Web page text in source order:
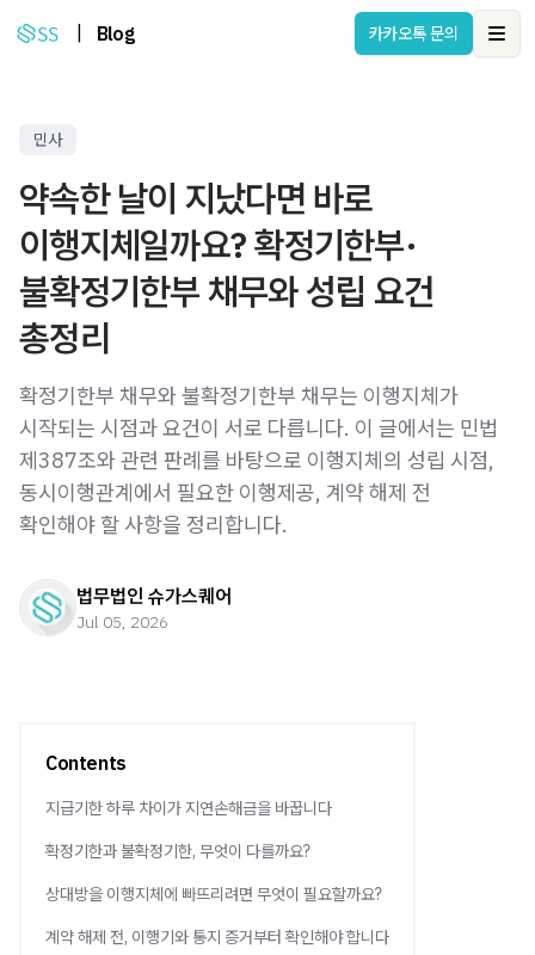
Blog 카카오톡 문의
민사
약속한 날이 지났다면 바로
이행지체일까요? 확정기한부·
불확정기한부 채무와 성립 요건
총정리
확정기한부 채무와 불확정기한부 채무는 이행지체가
시작되는 시점과 요건이 서로 다릅니다. 이 글에서는 민법
제387조와 관련 판례를 바탕으로 이행지체의 성립 시점,
동시이행관계에서 필요한 이행제공, 계약 해제 전
확인해야 할 사항을 정리합니다.
법무법인 슈가스퀘어
Jul 05, 2026
Contents
지급기한 하루 차이가 지연손해금을 바꿉니다
확정기한과 불확정기한, 무엇이 다를까요?
상대방을 이행지체에 빠뜨리려면 무엇이 필요할까요?
계약 해제 전, 이행기와 통지 증거부터 확인해야 합니다